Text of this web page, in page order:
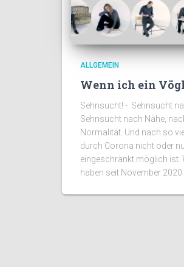
ALLGEMEIN
Wenn ich ein
Sehnsucht! - Sehnsucht
Sehnsucht nach Nähe,
Normalität. Und nach so
durch Corona nicht oder
eingeschränkt möglich ist.
haben seit November